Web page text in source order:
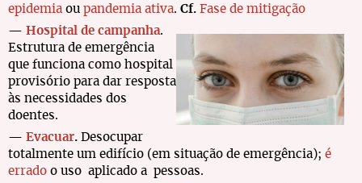
epidemia ou pandemia ativa. Cf. Fase de mitigação
— Hospital de campanha.
Estrutura de emergência
que funciona como hospital
provisório para dar resposta
às necessidades dos
doentes.
— Evacuar. Desocupar
totalmente um edifício (em situação de emergência); é
errado o uso aplicado a pessoas.